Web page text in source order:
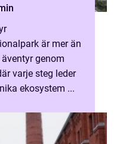
är mer än
genom
varje steg leder
ekosystem ...